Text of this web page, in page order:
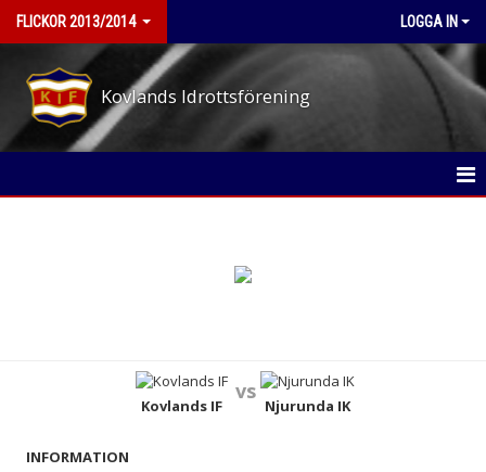
FLICKOR 2013/2014 LOGGA IN
Kovlands Idrottsförening
BILDGALLERI
Kovlands IF
vs
Njurunda IK
INFORMATION